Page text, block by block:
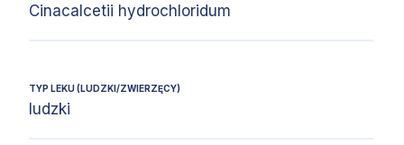
Cinacalcetii hydrochloridum
TYP LEKU (LUDZKI/ZWIERZĘCY)
ludzki